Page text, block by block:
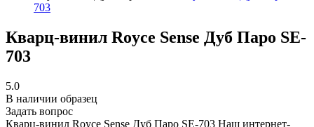
703
Кварц-винил Royce Sense Дуб Паро SE-
703
5.0
В наличии образец
Задать вопрос
Кварц-винил Royce Sense Дуб Паро SE-703 Наш интернет-